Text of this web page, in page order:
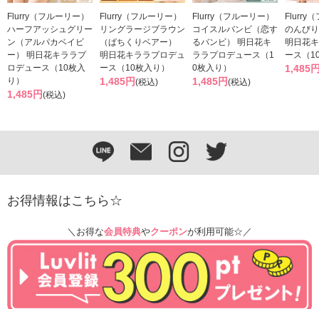
Flurry（フルーリー）
ハーフアッシュグリー
ン（アルパカベイビ
ー） 明日花キララプ
ロデュース（10枚入
り）
1,485円(税込)
Flurry（フルーリー）
リングラージブラウン
（ぱちくりベアー）
明日花キララプロデュ
ース（10枚入り）
1,485円(税込)
Flurry（フルーリー）
コイスルバンビ（恋す
るバンビ） 明日花キ
ララプロデュース（1
0枚入り）
1,485円(税込)
Flurry（
のんび
明日花
ース（
1,485
お得情報はこちら☆
＼お得な会員特典やクーポンが利用可能☆／